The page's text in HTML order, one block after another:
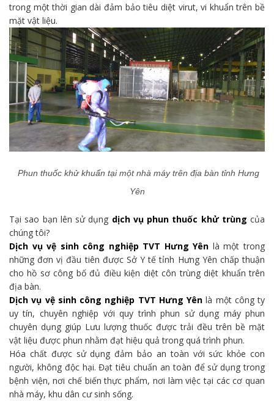
trong một thời gian dài đảm bảo tiêu diệt virut, vi khuẩn trên bề
mặt vật liệu.
Phun thuốc khử khuẩn tại một nhà máy trên địa bàn tỉnh Hưng
Yên
Tại sao bạn lên sử dụng dịch vụ phun thuốc khử trùng của
chúng tôi?
Dịch vụ vệ sinh công nghiệp TVT Hưng Yên là một trong
những đơn vị đầu tiên được Sở Y tế tỉnh Hưng Yên chấp thuận
cho hồ sơ công bố đủ điều kiện diệt côn trùng diệt khuẩn trên
địa bàn.
Dịch vụ vệ sinh công nghiệp TVT Hưng Yên là một công ty
uy tín, chuyên nghiệp với quy trình phun sử dụng máy phun
chuyên dụng giúp Lưu lượng thuốc được trải đều trên bề mặt
vật liệu được phun nhằm đạt hiệu quả trong quá trình phun.
Hóa chất được sử dụng đảm bảo an toàn với sức khỏe con
người, không độc hại. Đạt tiêu chuẩn an toàn để sử dụng trong
bệnh viện, nơi chế biến thực phẩm, nơi làm việc tại các cơ quan
nhà máy, khu dân cư sinh sống.